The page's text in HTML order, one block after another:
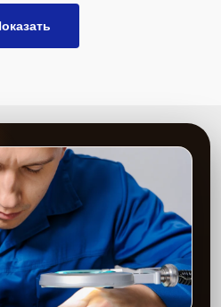
качественные услуги по замене